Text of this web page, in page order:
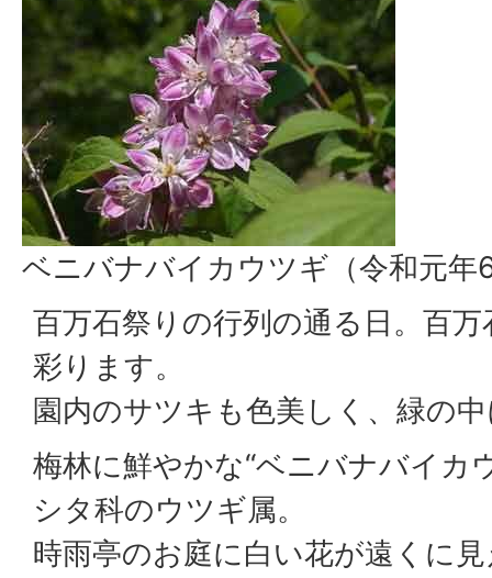
ベニバナバイカウツギ（令和元年
百万石祭りの行列の通る日。百
彩ります。
園内のサツキも色美しく、緑の
梅林に鮮やかな“ベニバナバイカ
シタ科のウツギ属。
時雨亭のお庭に白い花が遠くに